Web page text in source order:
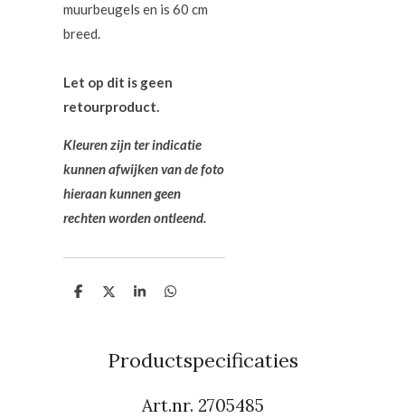
muurbeugels en is 60 cm
breed.
Let op dit is geen
retourproduct.
Kleuren zijn ter indicatie
kunnen afwijken van de foto
hieraan kunnengeen
rechten worden ontleend.
D
D
S
D
Productspecificaties
Art.nr. 2705485